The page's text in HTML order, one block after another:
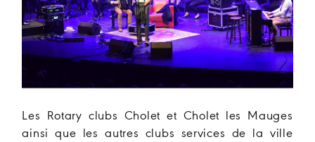
Les Rotary clubs Cholet et Cholet les Mauges
ainsi que les autres clubs services de la ville